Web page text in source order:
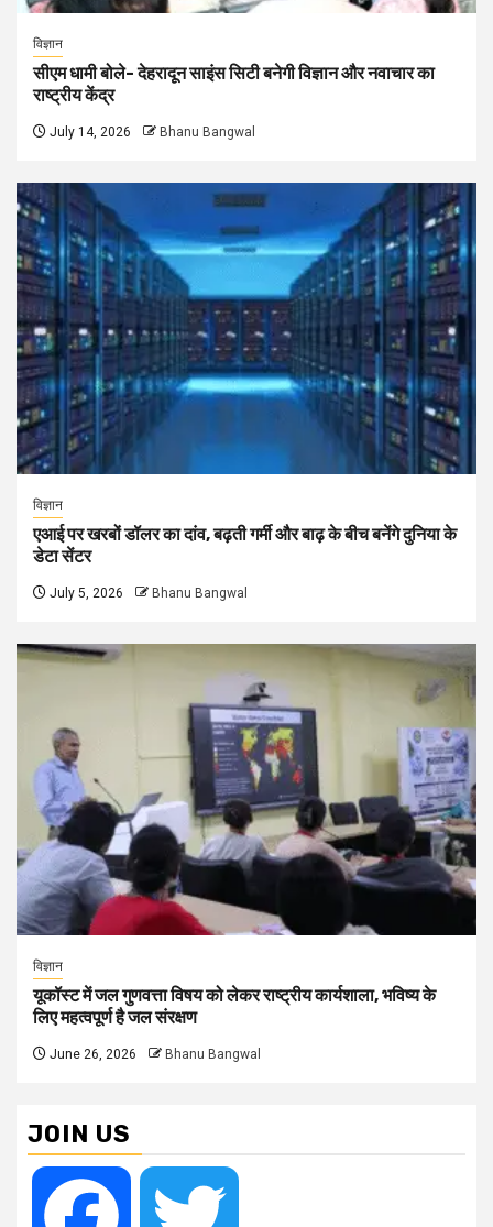
विज्ञान
सीएम धामी बोले- देहरादून साइंस सिटी बनेगी विज्ञान और नवाचार का
राष्ट्रीय केंद्र
July 14, 2026 Bhanu Bangwal
विज्ञान
एआई पर खरबों डॉलर का दांव, बढ़ती गर्मी और बाढ़ के बीच बनेंगे दुनिया के
डेटा सेंटर
July 5, 2026 Bhanu Bangwal
विज्ञान
यूकॉस्ट में जल गुणवत्ता विषय को लेकर राष्ट्रीय कार्यशाला, भविष्य के
लिए महत्वपूर्ण है जल संरक्षण
June 26, 2026 Bhanu Bangwal
JOIN US
Facebook